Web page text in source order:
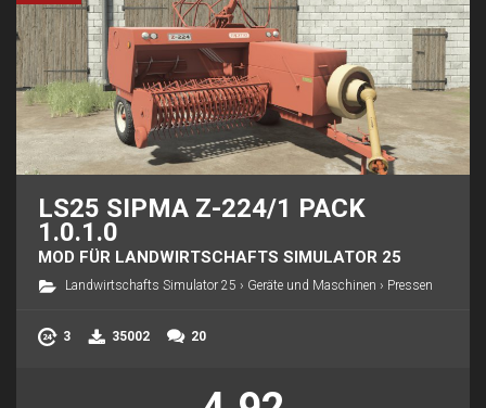
LS25 SIPMA Z-224/1 PACK
1.0.1.0
MOD FÜR LANDWIRTSCHAFTS SIMULATOR 25
Landwirtschafts Simulator 25 › Geräte und Maschinen › Pressen
3 35002 20